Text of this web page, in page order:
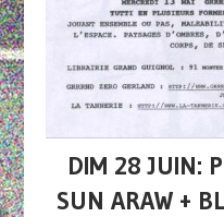
DIM 28 JUIN:
SUN ARAW +